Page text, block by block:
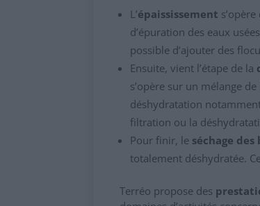
L’épaississement
d’épuration des eaux
possible d’ajouter des
Ensuite, vient l’étape de la
s’opère sur un mélange
déshydratation
filtration ou la
Pour finir, le séchage des
totalement déshydratée.
Terréo propose des